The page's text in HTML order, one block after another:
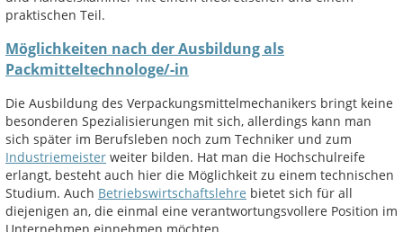
praktischen Teil.
Möglichkeiten nach der Ausbildung als
Packmitteltechnologe/-in
Die Ausbildung des Verpackungsmittelmechanikers bringt keine
besonderen Spezialisierungen mit sich, allerdings kann man
sich später im Berufsleben noch zum Techniker und zum
Industriemeister weiter bilden. Hat man die Hochschulreife
erlangt, besteht auch hier die Möglichkeit zu einem technischen
Studium. Auch Betriebswirtschaftslehre bietet sich für all
diejenigen an, die einmal eine verantwortungsvollere Position im